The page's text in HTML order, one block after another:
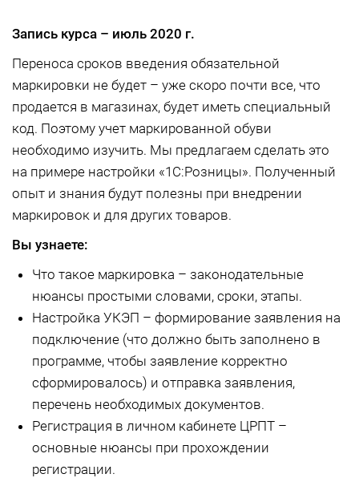
Запись курса – июль 2020 г.
Переноса сроков введения обязательной
маркировки не будет – уже скоро почти все, что
продается в магазинах, будет иметь специальный
код. Поэтому учет маркированной обуви
необходимо изучить. Мы предлагаем сделать это
на примере настройки «1С:Розницы». Полученный
опыт и знания будут полезны при внедрении
маркировок и для других товаров.
Вы узнаете:
Что такое маркировка – законодательные
нюансы простыми словами, сроки, этапы.
Настройка УКЭП – формирование заявления на
подключение (что должно быть заполнено в
программе, чтобы заявление корректно
сформировалось) и отправка заявления,
перечень необходимых документов.
Регистрация в личном кабинете ЦРПТ –
основные нюансы при прохождении
регистрации.